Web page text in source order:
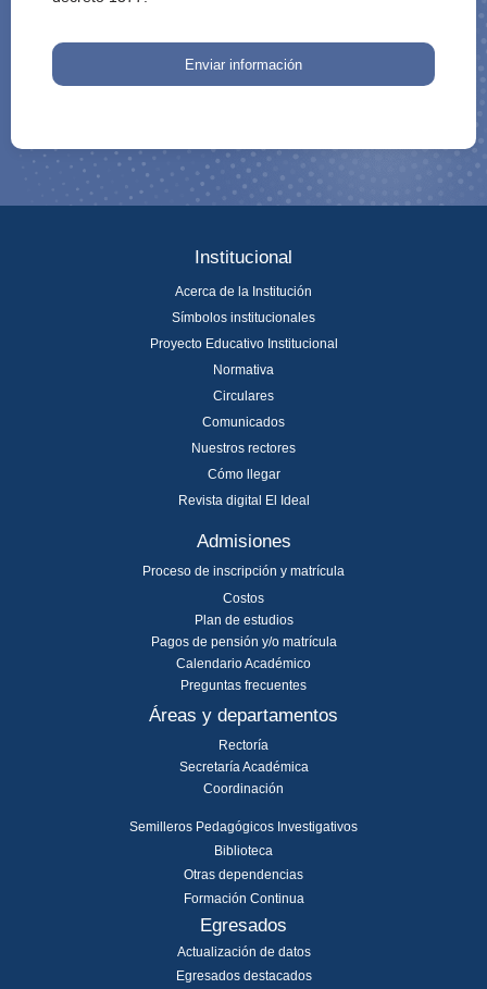
Enviar información
Institucional
Acerca de la Institución
Símbolos institucionales
Proyecto Educativo Institucional
Normativa
Circulares
Comunicados
Nuestros rectores
Cómo llegar
Revista digital El Ideal
Admisiones
Proceso de inscripción y matrícula
Costos
Plan de estudios
Pagos de pensión y/o matrícula
Calendario Académico
Preguntas frecuentes
Áreas y departamentos
Rectoría
Secretaría Académica
Coordinación
Semilleros Pedagógicos Investigativos
Biblioteca
Otras dependencias
Formación Continua
Egresados
Actualización de datos
Egresados destacados